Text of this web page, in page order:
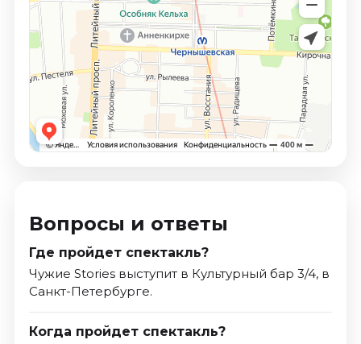
Вопросы и ответы
Где пройдет спектакль?
Чужие Stories выступит в Культурный бар 3/4, в
Санкт-Петербурге.
Когда пройдет спектакль?